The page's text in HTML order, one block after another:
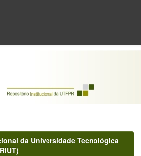
da Universidade Tecnológica